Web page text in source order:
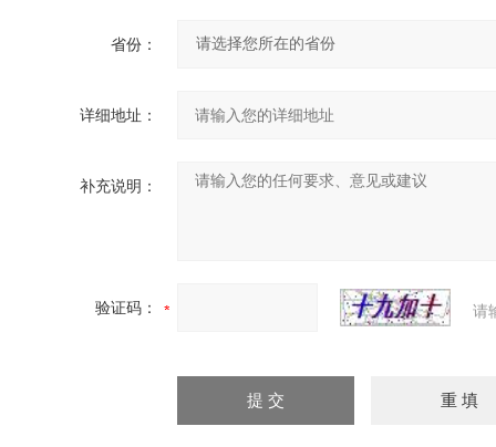
省份：
详细地址：
补充说明：
验证码： 请